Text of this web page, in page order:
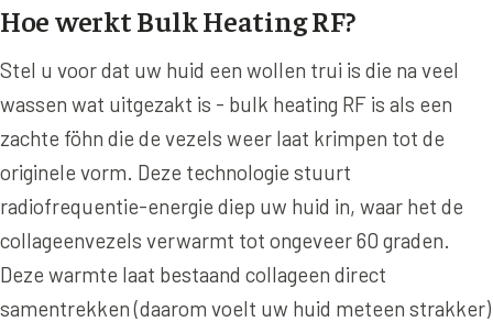
Wangen
CONTOUR & HALS
Kaaklijn
Hals
Decolleté
Handen
Rimpels
Saypha Volume Plus
Sculptra (collageen aanmaak)
Silhouette Soft
Teosyal Redensity
HUID & AANVULLEND
Epionce huidverzorging
Peeling
Volume Verlies Profiel
Atletisch verouderings profiel
Digitale Nek Profiel
Hoe werkt Bulk Heating RF?
Stel u voor dat uw huid een wollen trui is die na veel
wassen wat uitgezakt is - bulk heating RF is als een
zachte föhn die de vezels weer laat krimpen tot de
originele vorm. Deze technologie stuurt
radiofrequentie-energie diep uw huid in, waar het de
collageenvezels verwarmt tot ongeveer 60 graden.
Deze warmte laat bestaand collageen direct
samentrekken (daarom voelt uw huid meteen strakker)